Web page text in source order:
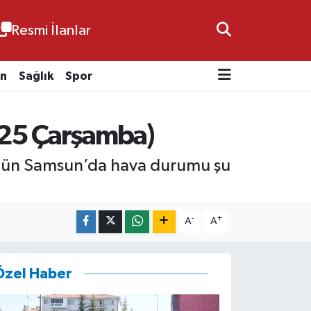
Resmi İlanlar
Sağlık Spor
Çarşamba)
Samsun’da hava durumu şu
A- A+
Haber